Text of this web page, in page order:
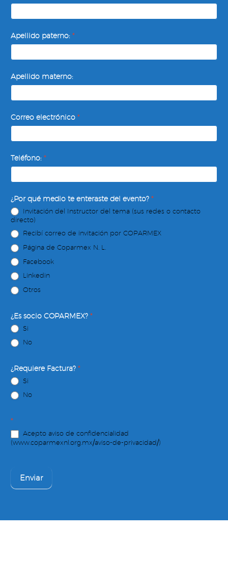
Apellido paterno: *
Apellido materno:
Correo electrónico *
Teléfono: *
¿Por qué medio te enteraste del evento? *
Invitación del Instructor del tema (sus redes o contacto
directo)
Recibí correo de invitación por COPARMEX
Página de Coparmex N. L.
Facebook
Linkedin
Otros
¿Es socio COPARMEX? *
Si
No
¿Requiere Factura? *
Si
No
*
Acepto aviso de confidencialidad
(www.coparmexnl.org.mx/aviso-de-privacidad/)
Enviar